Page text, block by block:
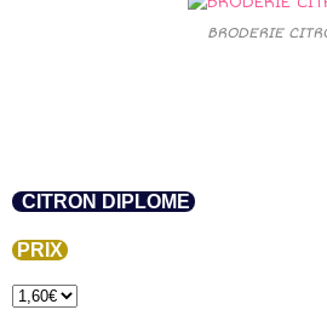
BRODERIE
CITRON DIPLOME
PRIX